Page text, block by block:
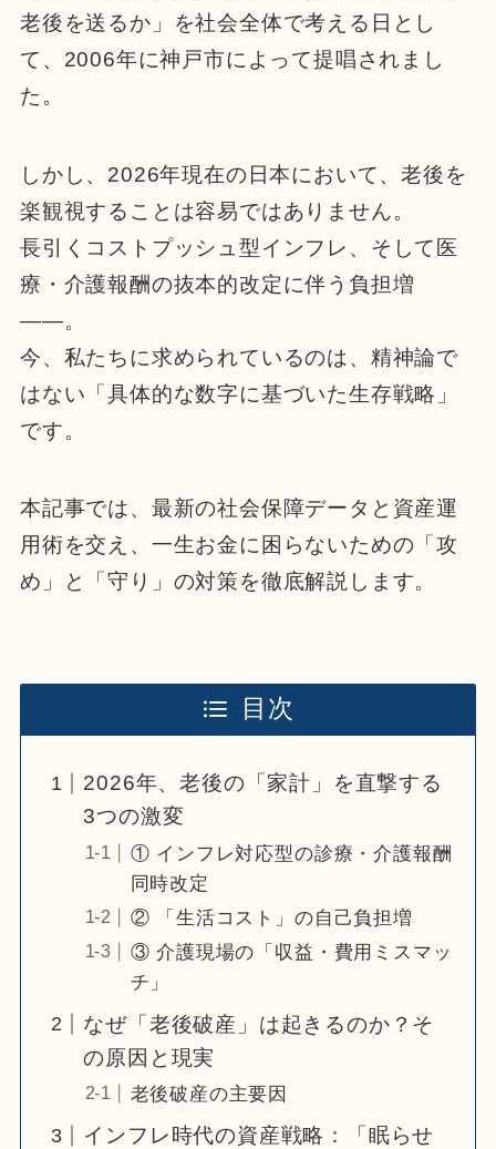
老後を送るか」を社会全体で考える日とし
て、2006年に神戸市によって提唱されまし
た。
しかし、2026年現在の日本において、老後を
楽観視することは容易ではありません。
長引くコストプッシュ型インフレ、そして医
療・介護報酬の抜本的改定に伴う負担増
――。
今、私たちに求められているのは、精神論で
はない「具体的な数字に基づいた生存戦略」
です。
本記事では、最新の社会保障データと資産運
用術を交え、一生お金に困らないための「攻
め」と「守り」の対策を徹底解説します。
目次
2026年、老後の「家計」を直撃する
3つの激変
① インフレ対応型の診療・介護報酬
同時改定
② 「生活コスト」の自己負担増
③ 介護現場の「収益・費用ミスマッ
チ」
なぜ「老後破産」は起きるのか？そ
の原因と現実
老後破産の主要因
インフレ時代の資産戦略：「眠らせ